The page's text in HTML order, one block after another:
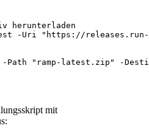
herunterladen
- Uri " https://releases.run-
- Path " ramp-latest.zip " -
mit